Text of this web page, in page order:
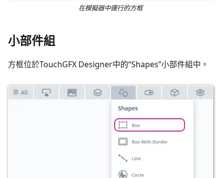
在模擬器中運行的方框
小部件組
方框位於TouchGFX Designer中的“Shapes”小部件組中。